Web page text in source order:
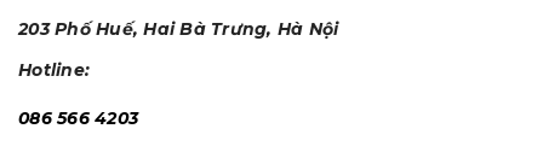
203 Phố Huế, Hai Bà Trưng, Hà Nội
Hotline:
086 566 4203